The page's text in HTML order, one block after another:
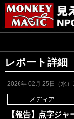
レポート詳細
2026年 02月 25日（水）
メディア
【報告】点字ジ